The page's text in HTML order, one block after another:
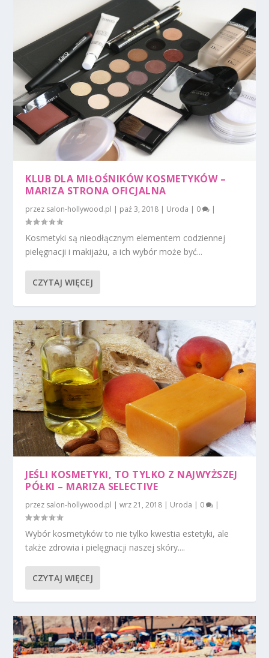
KLUB DLA MIŁOŚNIKÓW KOSMETYKÓW –
MARIZA STRONA OFICJALNA
przez salon-hollywood.pl paź 3, 2018 Uroda 0
Kosmetyki są nieodłącznym elementem codziennej
pielęgnacji i makijażu, a ich wybór może być...
CZYTAJ WIĘCEJ
JEŚLI KOSMETYKI, TO TYLKO Z NAJWYŻSZEJ
PÓŁKI – MARIZA SELECTIVE
przez salon-hollywood.pl |wrz 21, 2018 | Uroda | 0 |
Wybór kosmetyków to nie tylko kwestia estetyki, ale
także zdrowia i pielęgnacji naszej skóry....
CZYTAJ WIĘCEJ